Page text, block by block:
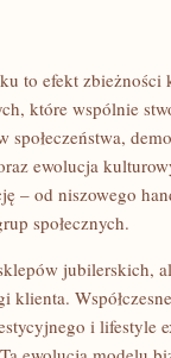
to efekt
które wspólnie
ewolucja
– od niszowego
społecznych.
jubilerskich,
klienta.
i lifestyle